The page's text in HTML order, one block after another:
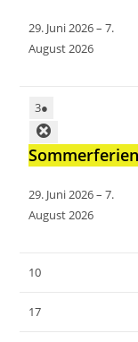
29. Juni 2026–7.
August 2026
3●
Sommerferien
29. Juni 2026–7.
August 2026
10
17